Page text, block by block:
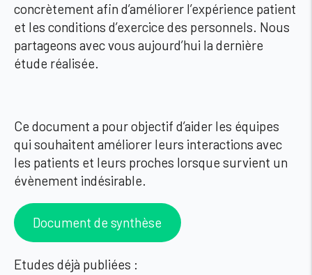
concrètement afin d’améliorer l’expérience patient
et les conditions d’exercice des personnels. Nous
partageons avec vous aujourd’hui la dernière
étude réalisée.
Ce document a pour objectif d’aider les équipes
qui souhaitent améliorer leurs interactions avec
les patients et leurs proches lorsque survient un
évènement indésirable.
Document de synthèse
Etudes déjà publiées :